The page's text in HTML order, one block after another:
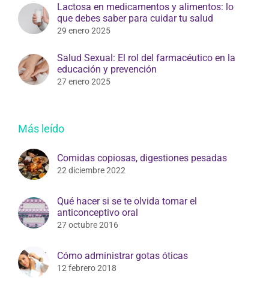
Lactosa en medicamentos y alimentos: lo
que debes saber para cuidar tu salud
29 enero 2025
Salud Sexual: El rol del farmacéutico en la
educación y prevención
27 enero 2025
Más leído
Comidas copiosas, digestiones pesadas
22 diciembre 2022
Qué hacer si se te olvida tomar el
anticonceptivo oral
27 octubre 2016
Cómo administrar gotas óticas
12 febrero 2018